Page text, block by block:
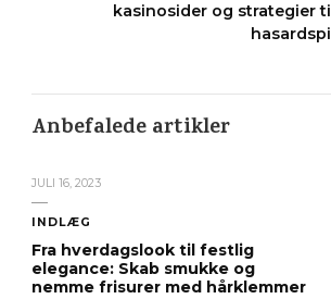
kasinosider og strategier til
hasardspil
Anbefalede artikler
JULI 16, 2023
INDLÆG
Fra hverdagslook til festlig
elegance: Skab smukke og
nemme frisurer med hårklemmer